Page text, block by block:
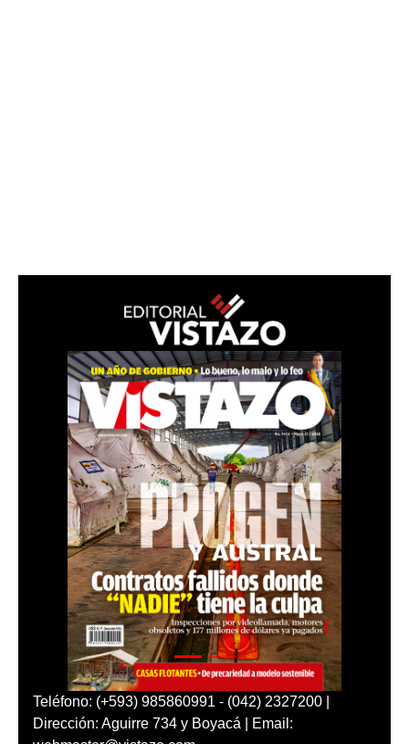
Teléfono: (+593) 985860991 - (042) 2327200 |
Dirección: Aguirre 734 y Boyacá | Email: